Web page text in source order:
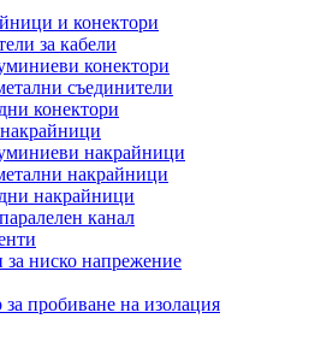
и конектори
за кабели
конектори
съединители
конектори
накрайници
накрайници
накрайници
канал
за ниско напрежение
за пробиване на изолация